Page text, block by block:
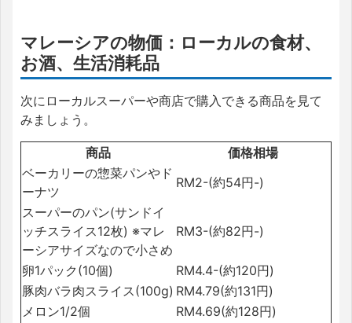
マレーシアの物価：ローカルの食材、
お酒、生活消耗品
次にローカルスーパーや商店で購入できる商品を見て
みましょう。
商品
価格相場
ベーカリーの惣菜パンやド
ーナツ
RM2-(約54円-)
スーパーのパン(サンドイ
ッチスライス12枚) ※マレ
ーシアサイズなので小さめ
RM3-(約82円-)
卵1パック(10個)
RM4.4-(約120円)
豚肉バラ肉スライス(100g) RM4.79(約131円)
メロン1/2個
RM4.69(約128円)